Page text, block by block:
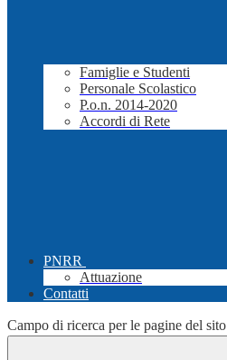
Famiglie e Studenti
Personale Scolastico
P.o.n. 2014-2020
Accordi di Rete
PNRR
Attuazione
Contatti
Campo di ricerca per le pagine del sito